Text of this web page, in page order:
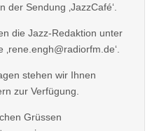
der Sendung ‚JazzCafé‘.
die Jazz-Redaktion unter
‚rene.engh@radiorfm.de‘.
stehen wir Ihnen
zur Verfügung.
Grüssen